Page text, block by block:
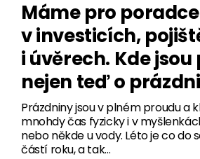
Máme pro
v investicích,
i úvěrech. Kde
nejen teď o
Prázdniny jsou v plném proudu a
mnohdy čas fyzicky i v
nebo někde u vody. Léto je co do
částí roku, a tak…